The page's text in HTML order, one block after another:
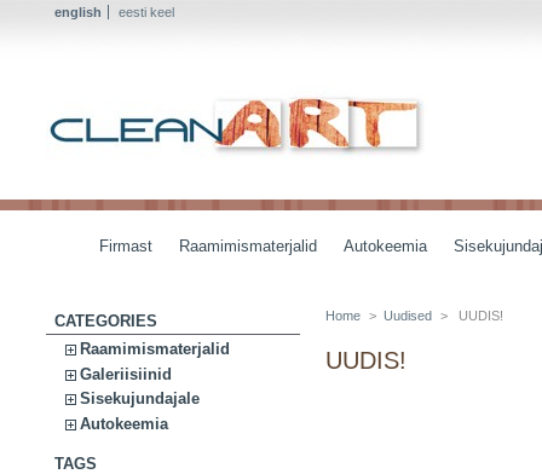
english eesti keel
Firmast Raamimismaterjalid Autokeemia
CATEGORIES
Raamimismaterjalid
Galeriisiinid
Sisekujundajale
Autokeemia
TAGS
Home > Uudised > UUDIS!
UUDIS!